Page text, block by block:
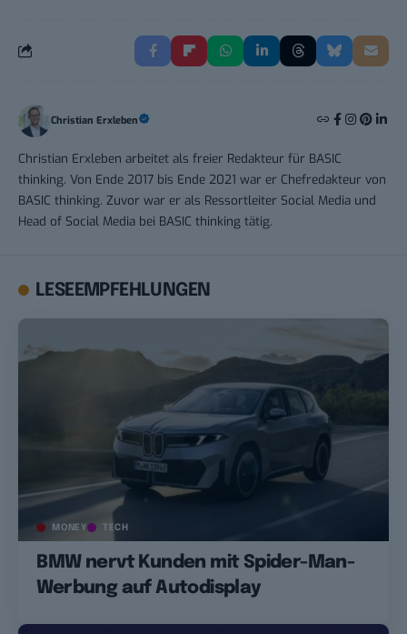
Christian Erxleben
Christian Erxleben arbeitet als freier Redakteur für BASIC
thinking. Von Ende 2017 bis Ende 2021 war er Chefredakteur von
BASIC thinking. Zuvor war er als Ressortleiter Social Media und
Head of Social Media bei BASIC thinking tätig.
LESEEMPFEHLUNGEN
MONEY TECH
BMW nervt Kunden mit Spider-Man-
Werbung auf Autodisplay